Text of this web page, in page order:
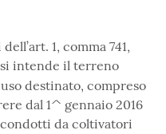
1, comma 741,
si intende il terreno
destinato, compreso
dal 1^ gennaio 2016
da coltivatori